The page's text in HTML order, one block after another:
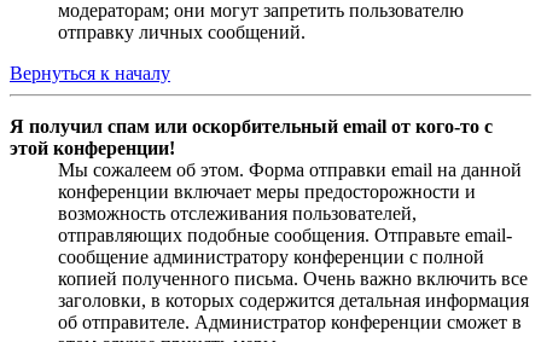
модераторам; они могут запретить пользователю
отправку личных сообщений.
Вернуться к началу
Я получил спам или оскорбительный email от кого-то с
этой конференции!
Мы сожалеем об этом. Форма отправки email на данной
конференции включает меры предосторожности и
возможность отслеживания пользователей,
отправляющих подобные сообщения. Отправьте email-
сообщение администратору конференции с полной
копией полученного письма. Очень важно включить все
заголовки, в которых содержится детальная информация
об отправителе. Администратор конференции сможет в